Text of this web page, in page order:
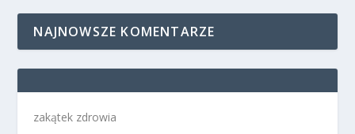
NAJNOWSZE KOMENTARZE
zakątek zdrowia